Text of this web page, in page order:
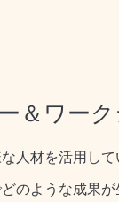
＆ワー
人材を活用し
のような成果